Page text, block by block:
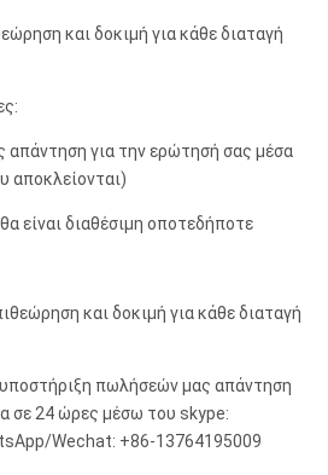
και δοκιμή για κάθε διαταγή
για την ερώτησή σας μέσα
αποκλείονται)
είναι διαθέσιμη οποτεδήποτε
και δοκιμή για κάθε διαταγή
υποστήριξη πωλήσεών μας απάντηση
σε 24 ώρες μέσω του skype:
Wechat: +86-13764195009